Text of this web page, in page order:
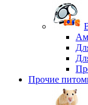
Прочие